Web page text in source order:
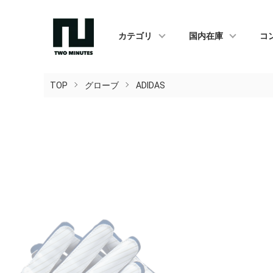
カテゴリ 国内在庫 コ
TOP グローブ ADIDAS